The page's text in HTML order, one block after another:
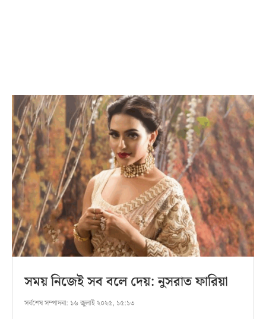
সময় নিজেই সব বলে দেয়: নুসরাত ফারিয়া
সর্বশেষ সম্পাদনা: ১৬ জুলাই ২০২৫, ১৫:১৩